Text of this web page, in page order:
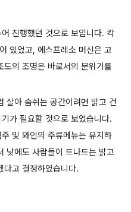
진행했던 것으로 보입니다. 칵
있었고, 에스프레소 머신은 고
의 조명은 바로서의 분위기를
살아 숨쉬는 공간이려면 밝고 건
가 필요할 것으로 보였습니다.
및 와인의 주류메뉴는 유지하
낮에도 사람들이 드나드는 밝고
다고 결정하였습니다.